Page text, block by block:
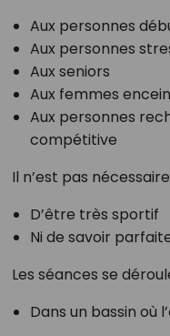
Aux personnes
Aux personnes
Aux seniors
Aux femmes
Aux personnes
compétitive
Il n’est pas
D’être très sportif
Ni de savoir
Les séances se
Dans un bassin où